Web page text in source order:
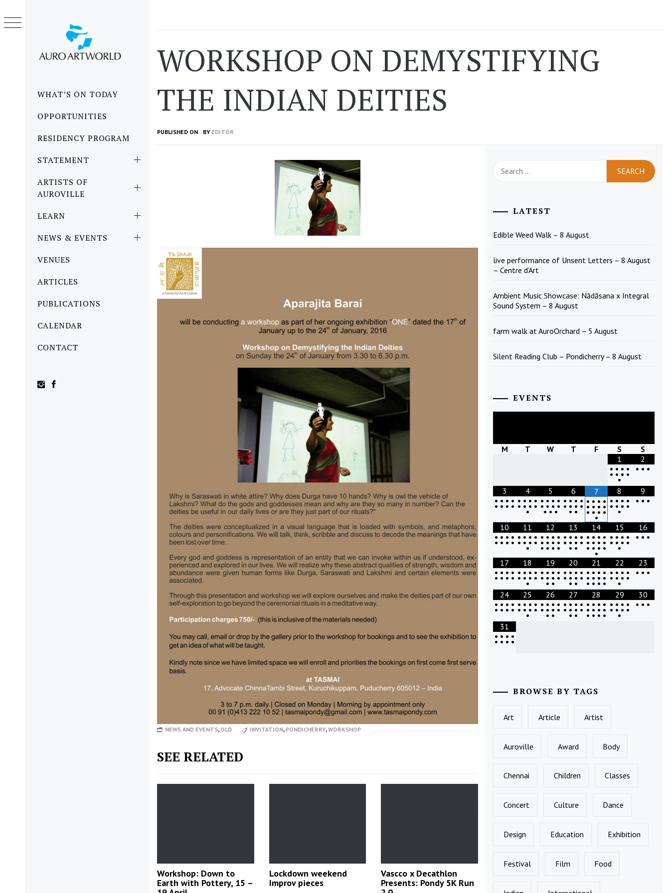
MenuWHAT’S ON TODAY
OPPORTUNITIES
RESIDENCY PROGRAM
STATEMENT
ARTISTS OF
AUROVILLE
LEARN
NEWS & EVENTS
VENUES
ARTICLES
PUBLICATIONS
CALENDAR
CONTACT
content
WORKSHOP ON DEMYSTIFYING
THE INDIAN DEITIES
PUBLISHED ON BY EDITOR
NEWS AND EVENTS, OLD INVITATION, PONDICHERRY,WORKSHOP
SEE RELATED
Workshop: Down to
Earth with Pottery, 15 –
Lockdown weekend
Improv pieces
Vascco x Decathlon
Presents: Pondy 5K Run
for:
LATEST
Edible Weed Walk – 8 August
live performance of Unsent Letters – 8 August
– Centre d’Art
Ambient Music Showcase: Nādāsana x Integral
Sound System – 8 August
farm walk at AuroOrchard – 5 August
Silent Reading Club – Pondicherry – 8 August
EVENTS
M T W T F S
S
1
• • • •
• • • •
•
2
• • •
3
• • • •
• • • •
4
• • • •
• • • •
•
5
• • • •
• • • •
• • •
6
• • • •
• • • •
• •
7
• • • •
• • • •
• • • •
•
8
• • • •
• • • •
•
9
• • •
10
• • • •
• • • •
11
• • • •
• • • •
•
12
• • • •
• • • •
• • • •
13
• • • •
• • • •
• •
14
• • • •
• • • •
• • • •
•
15
• • • •
• • • •
•
16
• • •
17
• • • •
• • • •
18
• • • •
• • • •
•
19
• • • •
• • • •
• •
20
• • • •
• • • •
• •
21
• • • •
• • • •
• • • •
22
• • • •
• • • •
•
23
• • •
24
• • • •
• • • •
25
• • • •
• • • •
•
26
• • • •
• • • •
• •
27
• • • •
• • • •
• •
28
• • • •
• • • •
• • • •
29
• • • •
• • • •
•
30
• • •
31
• • • •
• • • •
BROWSE BY TAGS
Art Article Artist
Auroville Award Body
Chennai Children Classes
Concert Culture Dance
Design Education Exhibition
Festival Film Food